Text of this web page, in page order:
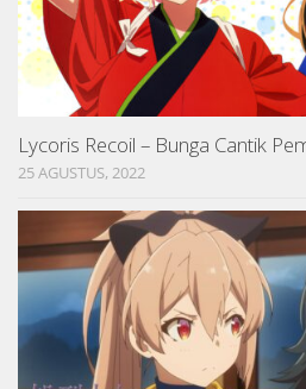
Lycoris Recoil – Bunga Cantik
25 AGUSTUS, 2022